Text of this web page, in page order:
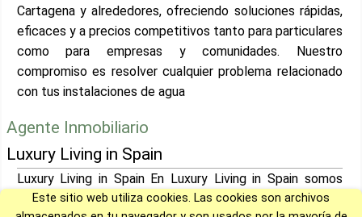
Cartagena y alrededores, ofreciendo soluciones rápidas,
eficaces y a precios competitivos tanto para particulares
como para empresas y comunidades. Nuestro
compromiso es resolver cualquier problema relacionado
con tus instalaciones de agua
Agente Inmobiliario
Luxury Living in Spain
Luxury Living in Spain En Luxury Living in Spain somos
expertos en propiedades exclusivas de nueva
Este sitio web utiliza cookies. Las cookies son archivos